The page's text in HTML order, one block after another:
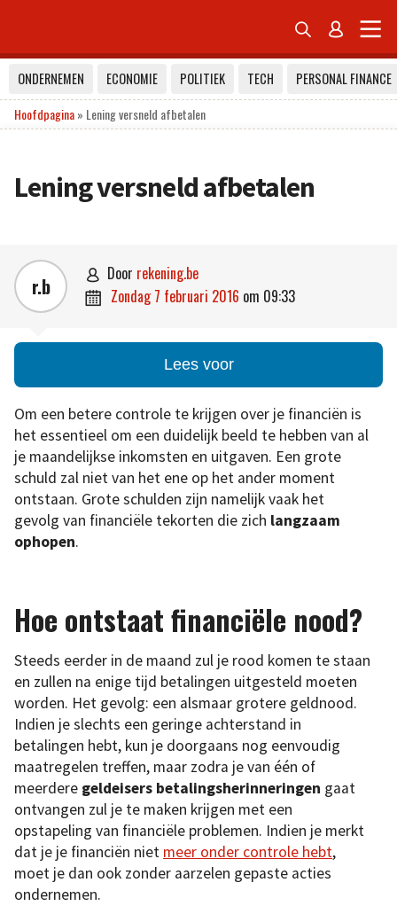
 
ONDERNEMEN ECONOMIE POLITIEK TECH
PERSONAL FINANCE
Hoofdpagina» Lening versneld afbetalen
Lening versneld afbetalen
r.b  door rekening.be
 zondag 7 februari 2016 om 09:33
Lees voor
Om een betere controle te krijgen over je financiën is
het essentieel om een duidelijk beeld te hebben van al
je maandelijkse inkomsten en uitgaven. Een grote
schuld zal niet van het ene op het ander moment
ontstaan. Grote schulden zijn namelijk vaak het
gevolg van financiële tekorten die zich langzaam
ophopen.
Hoe ontstaat financiële nood?
Steeds eerder in de maand zul je rood komen te staan
en zullen na enige tijd betalingen uitgesteld moeten
worden. Het gevolg: een alsmaar grotere geldnood.
Indien je slechts een geringe achterstand in
betalingen hebt, kun je doorgaans nog eenvoudig
maatregelen treffen, maar zodra je van één of
meerdere geldeisers betalingsherinneringen gaat
ontvangen zul je te maken krijgen met een
opstapeling van financiële problemen. Indien je merkt
dat je je financiën niet meer onder controle hebt,
moet je dan ook zonder aarzelen gepaste acties
ondernemen.